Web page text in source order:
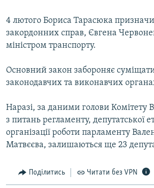
РУС
УКР
КТАТ
ДОЛУЧАЙСЯ!
4 лютого Бориса Тарасюка
закордонних справ, Євгена
міністром транспорту.
Основний закон забороняє
законодавчих та виконавчих
Наразі, за даними голови Комітету
з питань регламенту, депутатської
організації роботи парламенту
Матвєєва, залишаються ще 23
Поділитись Читати без VPN